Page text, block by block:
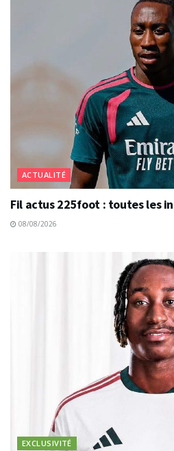
ACTUALITÉ
Fil actus 225foot : toutes les
08/08/2026
EXCLUSIVITÉ